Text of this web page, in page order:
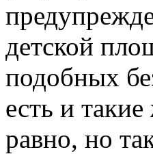
детской
подобных
есть и
равно, но